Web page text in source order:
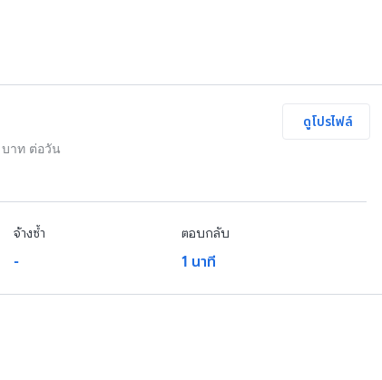
บาท ต่อวัน
ดูโปรไฟล์
จ้างซ้ำ
-
ตอบกลับ
1 นาที